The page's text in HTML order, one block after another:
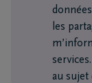
les
au sujet